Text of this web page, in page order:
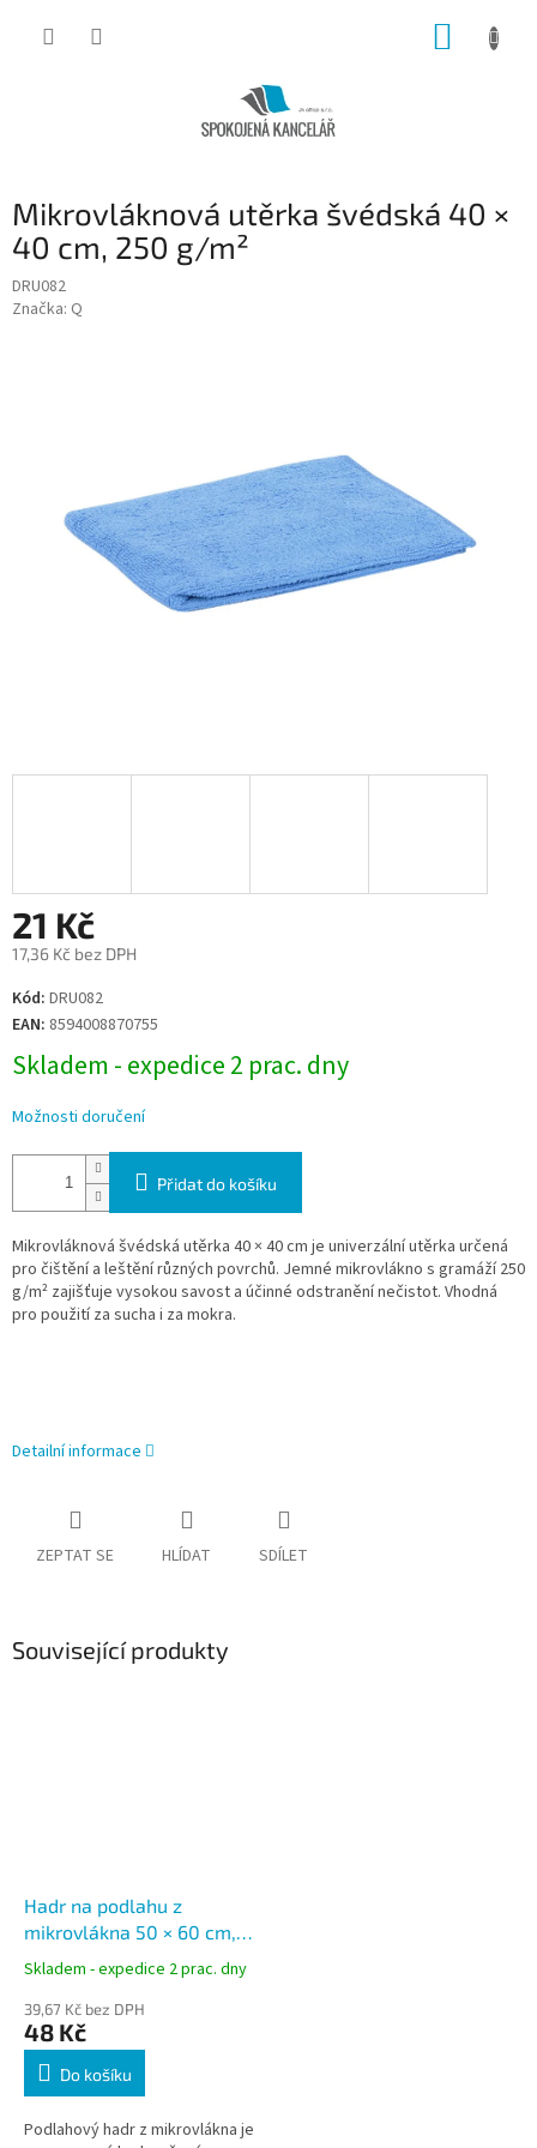
Mikrovláknová utěrka švédská 40 ×
40 cm, 250 g/m²
DRU082
Značka: Q
21 Kč
17,36 Kč bez DPH
Měrná
cena:
Kód: DRU082
EAN: 8594008870755
Skladem - expedice 2 prac. dny
Možnosti doručení
Přidat do košíku
Mikrovláknová švédská utěrka 40 × 40 cm je univerzální utěrka určená
pro čištění a leštění různých povrchů. Jemné mikrovlákno s gramáží 250
g/m² zajišťuje vysokou savost a účinné odstranění nečistot. Vhodná
pro použití za sucha i za mokra.
Detailní informace
ZEPTAT SE HLÍDAT SDÍLET
Související produkty
Hadr na podlahu z
mikrovlákna 50 × 60 cm,
260 g/m², vytírací hadr
Skladem - expedice 2 prac. dny
39,67 Kč bez DPH
48 Kč
Do košíku
Podlahový hadr z mikrovlákna je